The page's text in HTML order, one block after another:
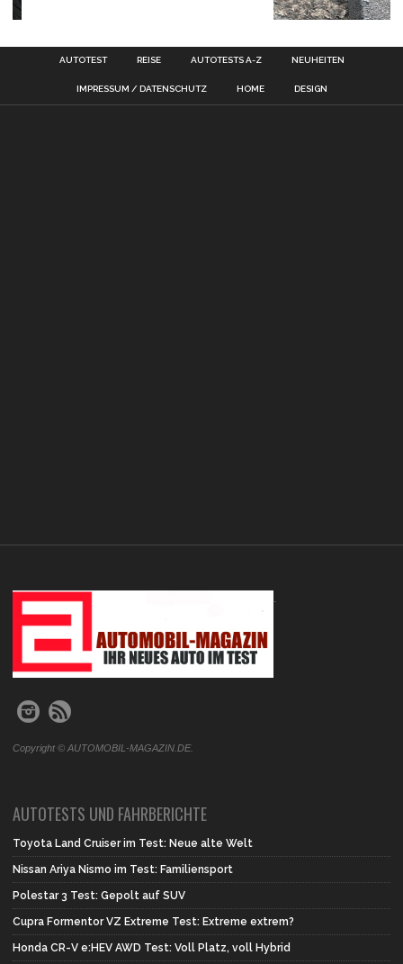
AUTOTEST REISE AUTOTESTS A-Z NEUHEITEN
IMPRESSUM / DATENSCHUTZ HOME DESIGN
.
Copyright © AUTOMOBIL-MAGAZIN.DE.
AUTOTESTS UND FAHRBERICHTE
Toyota Land Cruiser im Test: Neue alte Welt
Nissan Ariya Nismo im Test: Familiensport
Polestar 3 Test: Gepolt auf SUV
Cupra Formentor VZ Extreme Test: Extreme extrem?
Honda CR-V e:HEV AWD Test: Voll Platz, voll Hybrid